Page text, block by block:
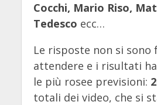
Cocchi, Mario Riso,
Tedesco ecc…
Le risposte non si sono
attendere e i risultati
le più rosee previsioni:
totali dei video, che si